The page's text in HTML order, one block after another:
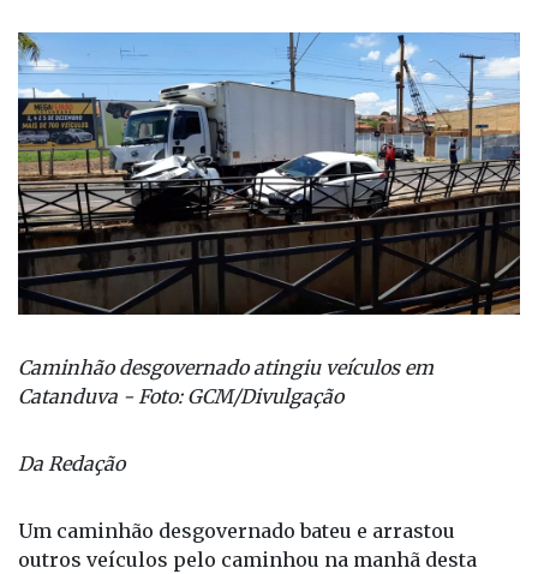
Caminhão desgovernado atingiu veículos em
Catanduva - Foto: GCM/Divulgação
Da Redação
Um caminhão desgovernado bateu e arrastou
outros veículos pelo caminhou na manhã desta